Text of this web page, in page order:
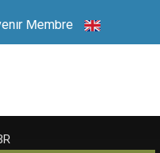
Membre